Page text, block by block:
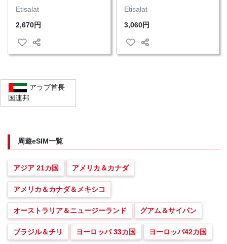
Etisalat
2,670円
Etisalat
3,060円
アラブ首長
国連邦
周遊eSIM一覧
アジア 21カ国 アメリカ＆カナダ
アメリカ＆カナダ＆メキシコ
オーストラリア＆ニュージーランド グアム＆サイパン
ブラジル＆チリ ヨーロッパ 33カ国 ヨーロッパ42カ国